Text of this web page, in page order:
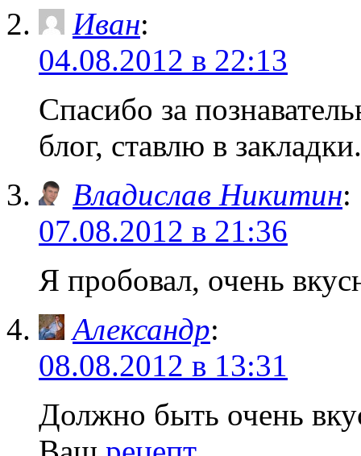
Иван:
04.08.2012 в 22:13
Спасибо за
блог, ставлю в
Владислав Никитин:
07.08.2012 в 21:36
Я пробовал, очень
Александр:
08.08.2012 в 13:31
Должно быть очень